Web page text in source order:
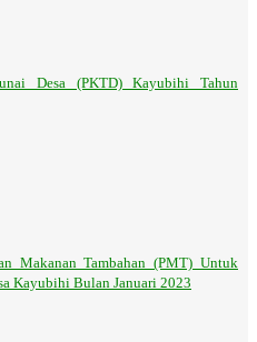
Desa (PKTD) Kayubihi Tahun
Makanan Tambahan (PMT) Untuk
Kayubihi Bulan Januari 2023